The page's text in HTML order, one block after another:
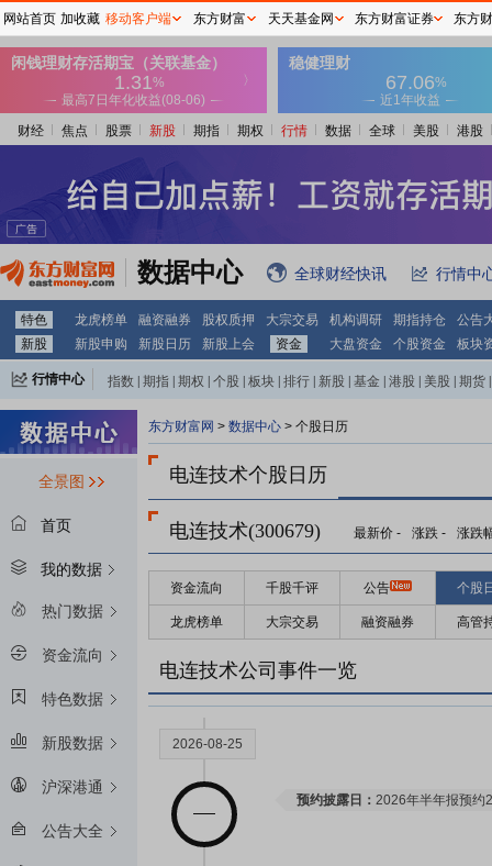
财经 焦点 股票 新股 期指 期权 行情 数据 全球 美股 港股
数据中心 全球财经快讯 行情中
特色 龙虎榜单 融资融券 股权质押 大宗交易 机构调研 期指持仓
公告
新股
新股申购 新股日历 新股上会 资金 大盘资金 个股资金 板块
行情中心 指数 期指 期权 个股 板块 排行 新股 基金 港股 美股 期货
全景图
首页
我的数据
热门数据
资金流向
特色数据
新股数据
沪深港通
公告大全
东方财富网 > 数据中心 > 个股日历
电连技术个股日历
电连技术(300679) 最新价 - 涨跌 - 涨跌
资金流向 千股千评 公告 个股
龙虎榜单 大宗交易 融资融券 高管
电连技术公司事件一览
2026-08-25
预约披露日： 2026年半年报预约
网站首页 加收藏 移动客户端 东方财富 天天基金网 东方财富证券 东方